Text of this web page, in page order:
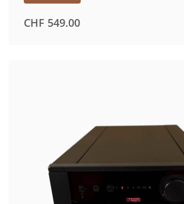
CHF 549.00